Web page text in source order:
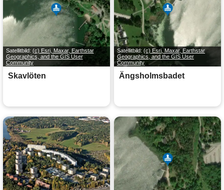
Satellitbild: (c) Esri, Maxar, Earthstar
Geographics, and the GIS User
Community
Skavlöten
Satellitbild: (c) Esri, Maxar, Earthstar
Geographics, and the GIS User
Community
Ängsholmsbadet